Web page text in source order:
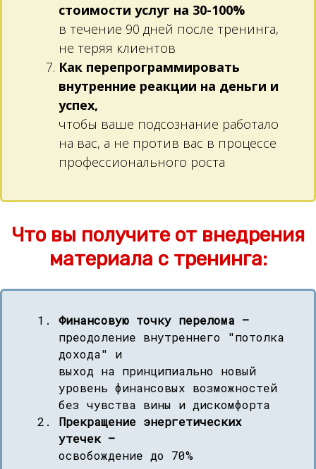
стоимости услуг на 30-100%
в течение 90 дней после тренинга,
не теряя клиентов
Как перепрограммировать
внутренние реакции на деньги и
успех,
чтобы ваше подсознание работало
на вас, а не против вас в процессе
профессионального роста
Что вы получите от внедрения
материала с тренинга:
Финансовую точку перелома —
преодоление внутреннего "потолка
дохода" и
выход на принципиально новый
уровень финансовых возможностей
без чувства вины и дискомфорта
Прекращение энергетических
утечек —
освобождение до 70%